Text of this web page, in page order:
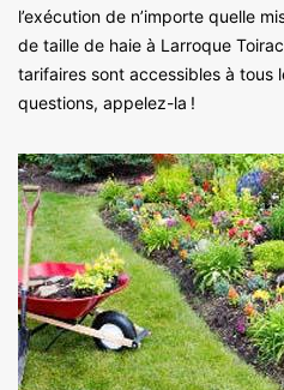
l’exécution de n’importe quelle
de taille de haie à Larroque
tarifaires sont accessibles à tous
questions, appelez-la !